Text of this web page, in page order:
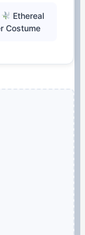
Ethereal
Costume